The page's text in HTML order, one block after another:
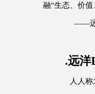
融“生态、价
——远
.远洋
人人